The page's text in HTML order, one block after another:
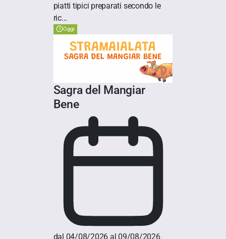
piatti tipici preparati secondo le
ric...
Oggi
Sagra del Mangiar
Bene
dal 04/08/2026 al 09/08/2026